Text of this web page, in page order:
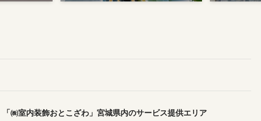
「㈱室内装飾おとこざわ」宮城県内のサービス提供エリア